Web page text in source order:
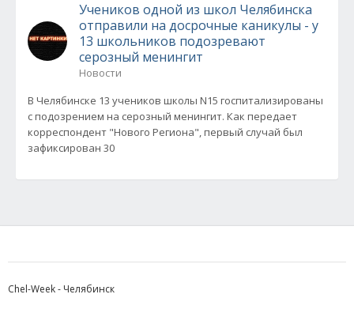
Учеников одной из школ Челябинска
отправили на досрочные каникулы - у
13 школьников подозревают
серозный менингит
Новости
В Челябинске 13 учеников школы N15 госпитализированы
с подозрением на серозный менингит. Как передает
корреспондент "Нового Региона", первый случай был
зафиксирован 30
Chel-Week - Челябинск